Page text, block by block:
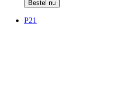
Bestel nu
P21